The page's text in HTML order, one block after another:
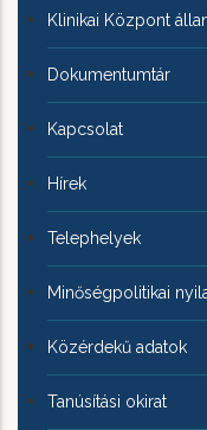
Klinikai Központ
Dokumentumtár
Kapcsolat
Hírek
Telephelyek
Minőségpolitikai
Közérdekű adatok
Tanúsítási okirat